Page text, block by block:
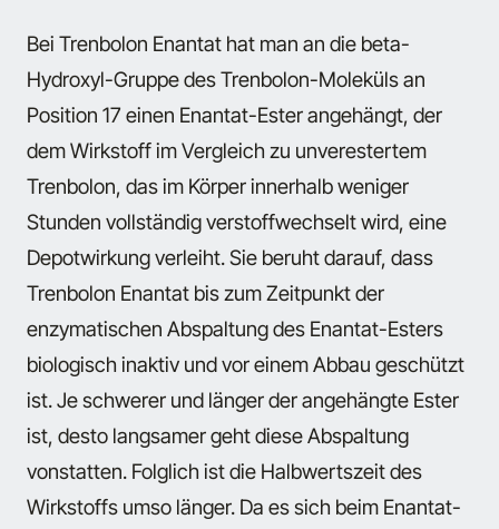
Bei Trenbolon Enantat hat man an die beta-
Hydroxyl-Gruppe des Trenbolon-Moleküls an
Position 17 einen Enantat-Ester angehängt, der
dem Wirkstoff im Vergleich zu unverestertem
Trenbolon, das im Körper innerhalb weniger
Stunden vollständig verstoffwechselt wird, eine
Depotwirkung verleiht. Sie beruht darauf, dass
Trenbolon Enantat bis zum Zeitpunkt der
enzymatischen Abspaltung des Enantat-Esters
biologisch inaktiv und vor einem Abbau geschützt
ist. Je schwerer und länger der angehängte Ester
ist, desto langsamer geht diese Abspaltung
vonstatten. Folglich ist die Halbwertszeit des
Wirkstoffs umso länger. Da es sich beim Enantat-